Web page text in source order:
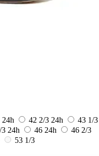
24h 42 2/3 24h
43 1/3
3 24h 46 24h
46 2/3
53 1/3